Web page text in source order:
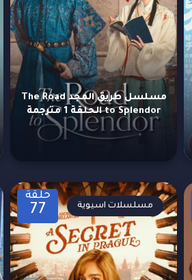
مسلسل طريق المجد The Road
to Splendor الحلقة 1 مترجمة
حلقة
77 مسلسلات اسيوية